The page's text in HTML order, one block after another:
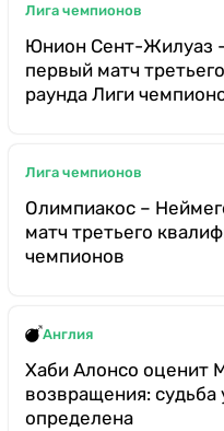
Лига чемпионов
Юнион Сент-Жилуаз
первый матч
раунда Лиги
Лига чемпионов
Олимпиакос –
матч третьего
чемпионов
Англия
Хаби Алонсо оценит
возвращения:
определена